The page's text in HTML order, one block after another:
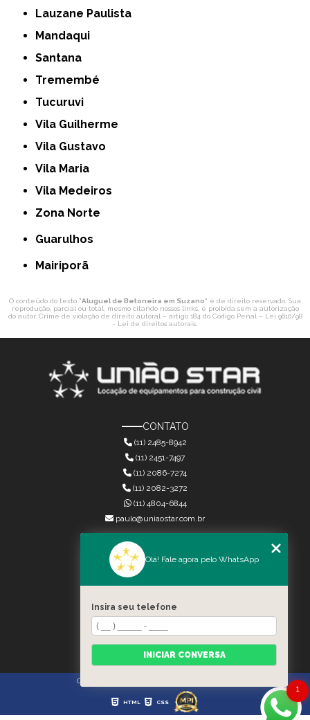
Lauzane Paulista
Mandaqui
Santana
Tremembé
Tucuruvi
Vila Guilherme
Vila Gustavo
Vila Maria
Vila Medeiros
Zona Norte
Guarulhos
Mairiporã
O conteúdo do texto "Aluguel de Betoneira em Suzano" é de direito reservado. Sua
reprodução, parcial ou total, mesmo citando nossos links, é proibida sem a autorização
do autor. Crime de violação de direito autoral – artigo 184 do Código Penal – Lei 9610/98
- Lei de direitos autorais.
CONTATO
(11) 2485-8942
(11) 2451-7497
(11) 2086-7274
(11) 4804-6844
(11) 2082-3272
paulo@uniaostar.com.br
MENU
QUEM SOMOS
SERVIÇOS
CONTATO
CATEGORIAS
MAPA DO SITE
Copyright © União Star. (Lei 9610 de 19/02/1998)
HTML CSS
1
Olá! Fale agora pelo WhatsApp
Insira seu telefone
INICIAR CONVERSA